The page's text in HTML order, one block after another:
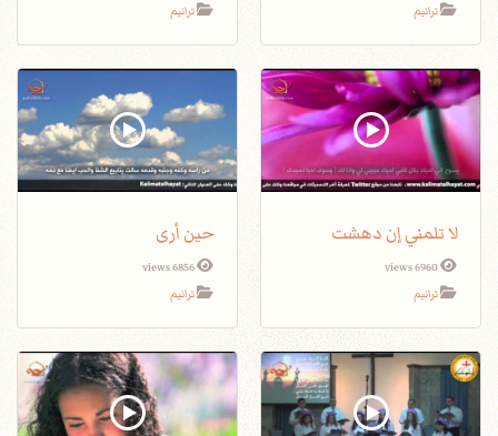
ترانيم
ترانيم
لا تلمني إن دهشت
6960 views
ترانيم
حين أرى
6856 views
ترانيم